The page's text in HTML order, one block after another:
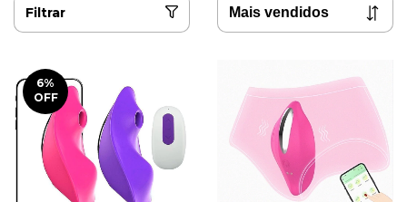
Filtrar
6%
OFF